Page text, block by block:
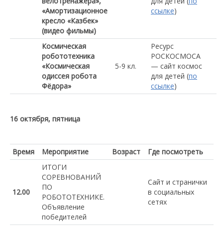
«Амортизационное
кресло «Казбек»
(видео фильмы)
ссылке)
Космическая
робототехника
«Космическая
одиссея робота
Фёдора»
5-9 кл.
Ресурс
РОСКОСМОСА
— сайт космос
для детей (по
ссылке)
16 октября, пятница
Время Мероприятие Возраст Где посмотреть
12.00
ИТОГИ
СОРЕВНОВАНИЙ
ПО
РОБОТОТЕХНИКЕ.
Объявление
победителей
Сайт и странички
в социальных
сетях